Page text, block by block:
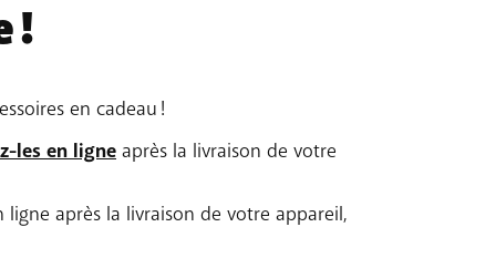
!
en cadeau !
les en ligne après la livraison de votre
ligne après la livraison de votre appareil,